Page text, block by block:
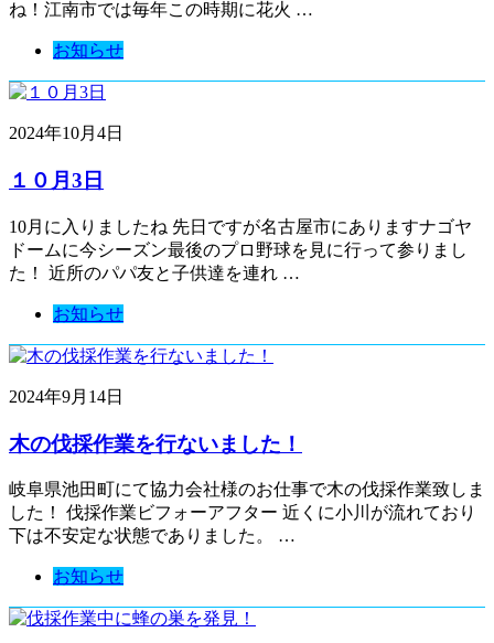
ね！江南市では毎年この時期に花火 …
お知らせ
2024年10月4日
１０月3日
10月に入りましたね 先日ですが名古屋市にありますナゴヤ
ドームに今シーズン最後のプロ野球を見に行って参りまし
た！ 近所のパパ友と子供達を連れ …
お知らせ
2024年9月14日
木の伐採作業を行ないました！
岐阜県池田町にて協力会社様のお仕事で木の伐採作業致しま
した！ 伐採作業ビフォーアフター 近くに小川が流れており
下は不安定な状態でありました。 …
お知らせ